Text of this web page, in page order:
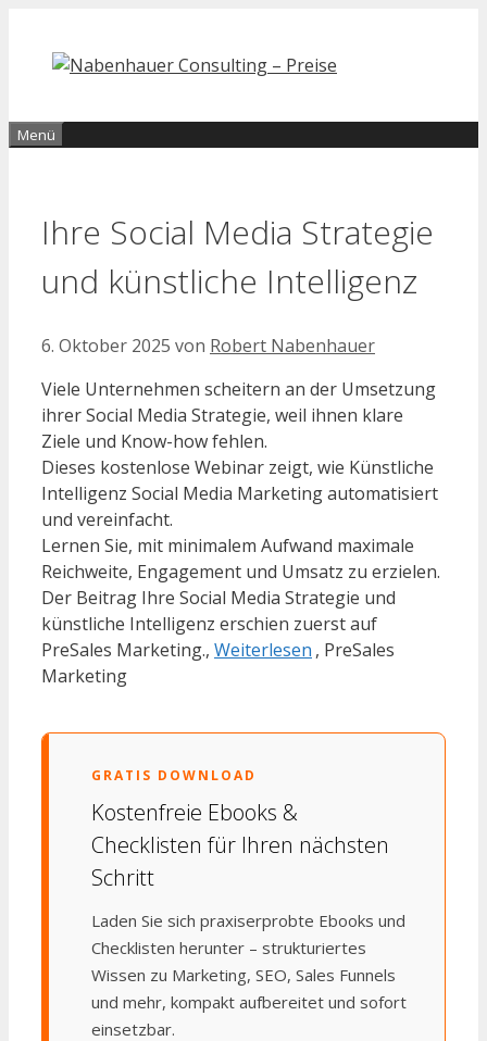
Inhalt
springen
Menü
Ihre Social Media Strategie
und künstliche Intelligenz
6. Oktober 2025 von Robert Nabenhauer
Viele Unternehmen scheitern an der Umsetzung
ihrer Social Media Strategie, weil ihnen klare
Ziele und Know-how fehlen.
Dieses kostenlose Webinar zeigt, wie Künstliche
Intelligenz Social Media Marketing automatisiert
und vereinfacht.
Lernen Sie, mit minimalem Aufwand maximale
Reichweite, Engagement und Umsatz zu erzielen.
Der Beitrag Ihre Social Media Strategie und
künstliche Intelligenz erschien zuerst auf
PreSales Marketing., Weiterlesen , PreSales
Marketing
GRATIS DOWNLOAD
Kostenfreie Ebooks &
Checklisten für Ihren nächsten
Schritt
Laden Sie sich praxiserprobte Ebooks und
Checklisten herunter – strukturiertes
Wissen zu Marketing, SEO, Sales Funnels
und mehr, kompakt aufbereitet und sofort
einsetzbar.